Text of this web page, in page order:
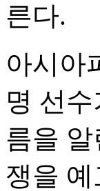
른다.
아시아
명 선
름을
쟁을